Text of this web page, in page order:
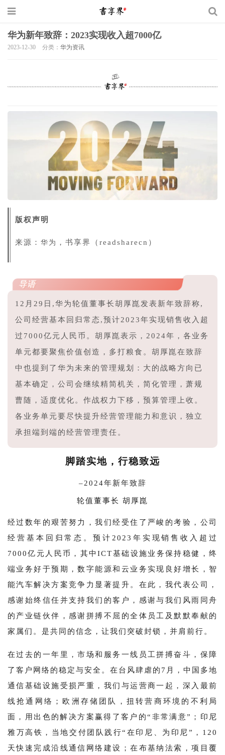
华为新年致辞：2023实现收入超7000亿
2023-12-30 分类： 华为资讯
版权声明
来源： 华为 ，书享界（readsharecn）
导语
12月29日,华为轮值董事长胡厚崑发表新年致辞称,
公司经营基本回归常态,预计2023年实现销售收入超
过7000亿元人民币。胡厚崑表示，2024年，各业务
单元都要聚焦价值创造，多打粮食。 胡厚崑 在致辞
中也提到了华为未来的管理规划：大的战略方向已
基本确定，公司会继续精简机关，简化管理，萧规
曹随，适度优化。作战权力下移，预算管理上收。
各业务单元要尽快提升经营管理能力和意识，独立
承担端到端的经营管理责任。
脚踏实地，行稳致远
–2024年新年致辞
轮值董事长 胡厚崑
经过数年的艰苦努力，我们经受住了严峻的考验，公司
经营基本回归常态。预计2023年实现销售收入超过
7000亿元人民币，其中ICT基础设施业务保持稳健，终
端业务好于预期，数字能源和云业务实现良好增长，智
能汽车解决方案竞争力显著提升。在此，我代表公司，
感谢始终信任并支持我们的客户，感谢与我们风雨同舟
的产业链伙伴，感谢拼搏不屈的全体员工及默默奉献的
家属们。是共同的信念，让我们突破封锁，并肩前行。
在过去的一年里，市场和服务一线员工拼搏奋斗，保障
了客户网络的稳定与安全。在台风肆虐的7月，中国多地
通信基础设施受损严重，我们与运营商一起，深入最前
线抢通网络；欧洲存储团队，扭转营商环境的不利局
面，用出色的解决方案赢得了客户的“非常满意”；印尼
雅万高铁，当地交付团队践行“在印尼、为印尼”，120
天快速完成沿线通信网络建设；在布基纳法索，项目覆